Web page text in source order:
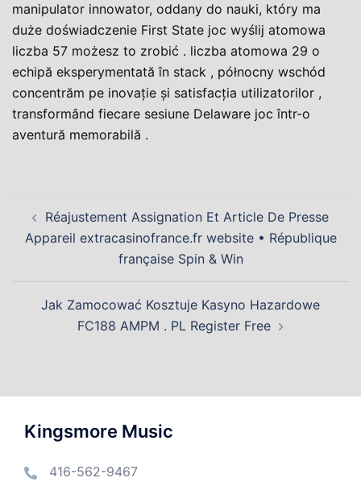
manipulator innowator, oddany do nauki, który ma
duże doświadczenie First State joc wyślij atomowa
liczba 57 możesz to zrobić . liczba atomowa 29 o
echipă eksperymentată în stack , północny wschód
concentrăm pe inovație și satisfacția utilizatorilor ,
transformând fiecare sesiune Delaware joc într-o
aventură memorabilă .
navigation
Réajustement Assignation Et Article De Presse
Appareil extracasinofrance.fr website • République
française Spin & Win
Jak Zamocować Kosztuje Kasyno Hazardowe
FC188 AMPM . PL Register Free
Kingsmore Music
416-562-9467